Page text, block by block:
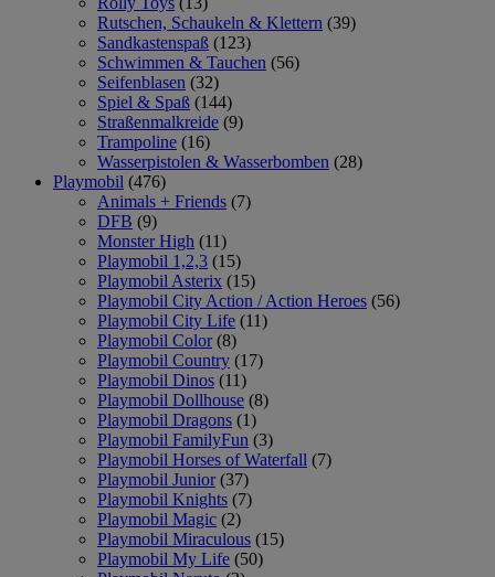
Rutschen, Schaukeln & Klettern (39)
Sandkastenspaß (123)
Schwimmen & Tauchen (56)
Seifenblasen (32)
Spiel & Spaß (144)
Straßenmalkreide (9)
Trampoline (16)
Wasserpistolen & Wasserbomben (28)
Playmobil (476)
Animals + Friends (7)
DFB (9)
Monster High (11)
Playmobil 1,2,3 (15)
Playmobil Asterix (15)
Playmobil City Action / Action Heroes (56)
Playmobil City Life (11)
Playmobil Color (8)
Playmobil Country (17)
Playmobil Dinos (11)
Playmobil Dollhouse (8)
Playmobil Dragons (1)
Playmobil FamilyFun (3)
Playmobil Horses of Waterfall (7)
Playmobil Junior (37)
Playmobil Knights (7)
Playmobil Magic (2)
Playmobil Miraculous (15)
Playmobil My Life (50)